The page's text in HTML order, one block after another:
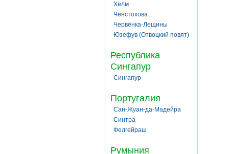
Хелм
Ченстохова
Червёнка-Лещины
Юзефув (Отвоцкий повят)
Республика
Сингапур
Сингапур
Португалия
Сан-Жуан-да-Мадейра
Синтра
Фелгейраш
Румыния